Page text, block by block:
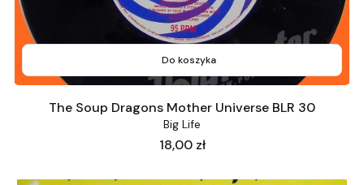
Do koszyka
The Soup Dragons Mother Universe BLR 30
Big Life
Cena
18,00 zł